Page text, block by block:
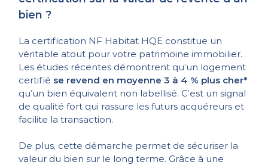
bien ?
La certification NF Habitat HQE constitue un
véritable atout pour votre patrimoine immobilier.
Les études récentes démontrent qu’un logement
certifié se revend en moyenne 3 à 4 % plus cher*
qu’un bien équivalent non labellisé. C’est un signal
de qualité fort qui rassure les futurs acquéreurs et
facilite la transaction.
De plus, cette démarche permet de sécuriser la
valeur du bien sur le long terme. Grâce à une